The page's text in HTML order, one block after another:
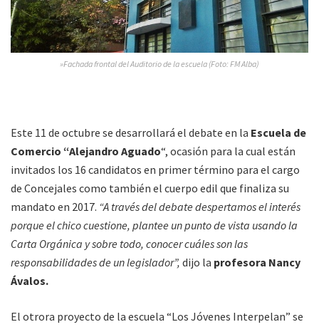
»Fachada frontal del Auditorio de la escuela (Foto: FM Alba)
Este 11 de octubre se desarrollará el debate en la Escuela de
Comercio “Alejandro Aguado“, ocasión para la cual están
invitados los 16 candidatos en primer término para el cargo
de Concejales como también el cuerpo edil que finaliza su
mandato en 2017. “A través del debate despertamos el interés
porque el chico cuestione, plantee un punto de vista usando la
Carta Orgánica y sobre todo, conocer cuáles son las
responsabilidades de un legislador”, dijo la profesora Nancy
Ávalos.
El otrora proyecto de la escuela “Los Jóvenes Interpelan” se